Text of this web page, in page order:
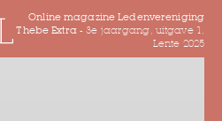
Online magazine Ledenvereniging
Thebe Extra -3e jaargang, uitgave 1,
Lente 2025